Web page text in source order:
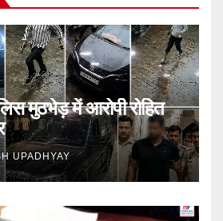
मुठभेड़ में आरोपी रोहित
UPADHYAY